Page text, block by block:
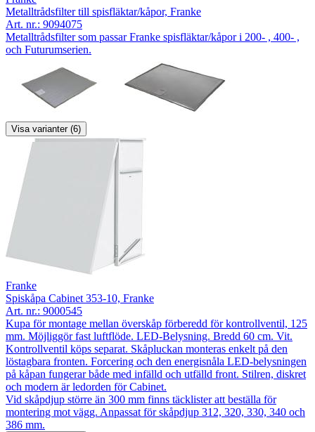
Metalltrådsfilter till spisfläktar/kåpor, Franke
Art. nr.: 9094075
Metalltrådsfilter som passar Franke spisfläktar/kåpor i 200- , 400- ,
och Futurumserien.
Visa varianter (6)
Franke
Spiskåpa Cabinet 353-10, Franke
Art. nr.: 9000545
Kupa för montage mellan överskåp förberedd för kontrollventil, 125
mm. Möjliggör fast luftflöde. LED-Belysning. Bredd 60 cm. Vit.
Kontrollventil köps separat. Skåpluckan monteras enkelt på den
löstagbara fronten. Forcering och den energisnåla LED-belysningen
på kåpan fungerar både med infälld och utfälld front. Stilren, diskret
och modern är ledorden för Cabinet.
Vid skåpdjup större än 300 mm finns täcklister att beställa för
montering mot vägg. Anpassat för skåpdjup 312, 320, 330, 340 och
386 mm.